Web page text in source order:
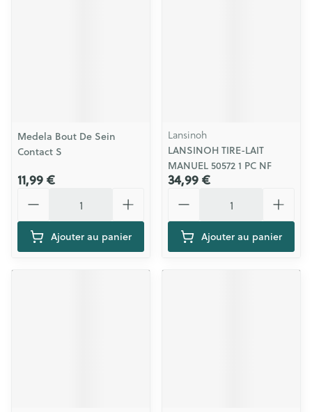
Medela Bout De Sein
Contact S
11,99 €
Ajouter au panier
Lansinoh
LANSINOH TIRE-LAIT
MANUEL 50572 1 PC NF
34,99 €
Ajouter au panier